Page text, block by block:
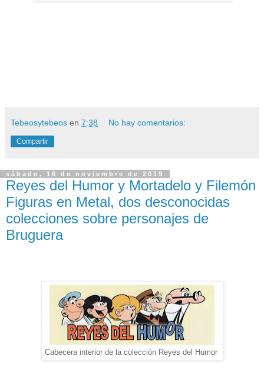
Tebeosytebeos en 7:38 No hay comentarios:
Compartir
sábado, 16 de noviembre de 2019
Reyes del Humor y Mortadelo y Filemón
Figuras en Metal, dos desconocidas
colecciones sobre personajes de
Bruguera
Cabecera interior de la colección Reyes del Humor